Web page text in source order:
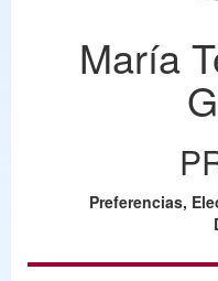
María
Preferencias,